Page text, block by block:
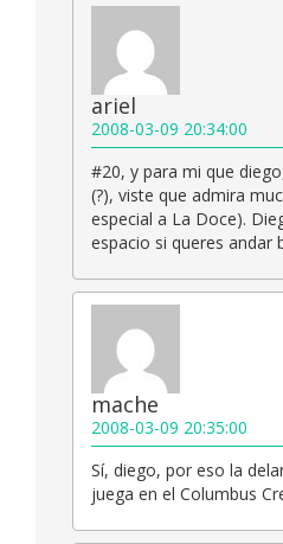
ariel
2008-03-09 20:34:00
#20, y para mi que
(?), viste que admira
especial a La Doce).
espacio si queres andar
mache
2008-03-09 20:35:00
Sí, diego, por eso la
juega en el Columbus